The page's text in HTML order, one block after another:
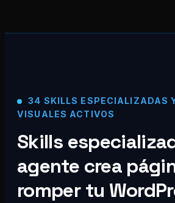
34 SKILLS ESPECIALIZADAS
VISUALES ACTIVOS
Skills
agente crea
romper tu